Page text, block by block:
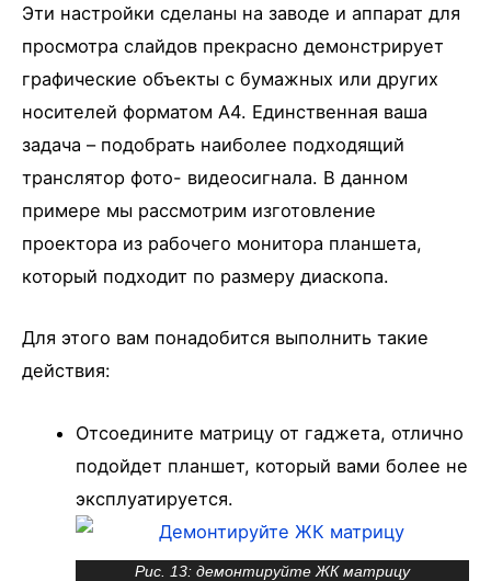
Эти настройки сделаны на заводе и аппарат для
просмотра слайдов прекрасно демонстрирует
графические объекты с бумажных или других
носителей форматом А4. Единственная ваша
задача – подобрать наиболее подходящий
транслятор фото- видеосигнала. В данном
примере мы рассмотрим изготовление
проектора из рабочего монитора планшета,
который подходит по размеру диаскопа.
Для этого вам понадобится выполнить такие
действия:
Отсоедините матрицу от гаджета, отлично
подойдет планшет, который вами более не
эксплуатируется.
Рис. 13: демонтируйте ЖК матрицу